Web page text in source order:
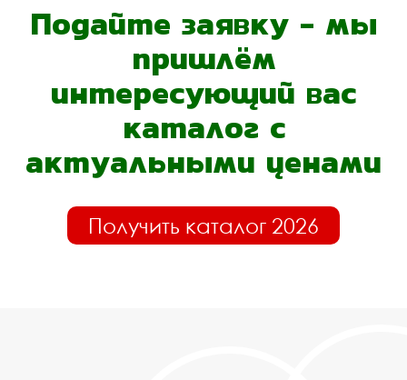
Подайте заявку - мы
пришлём
интересующий вас
каталог с
актуальными ценами
Получить каталог 2026